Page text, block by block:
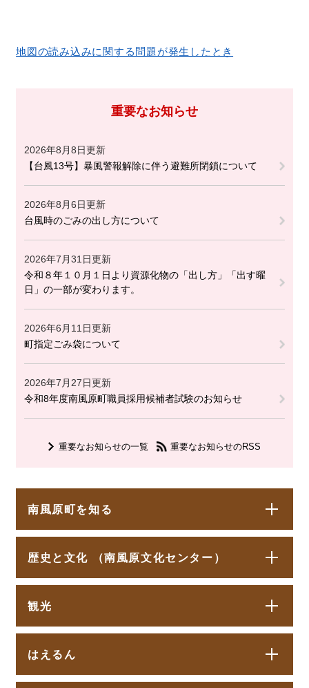
地図の読み込みに関する問題が発生したとき
重要なお知らせ
2026年8月8日更新
【台風13号】暴風警報解除に伴う避難所閉鎖について
2026年8月6日更新
台風時のごみの出し方について
2026年7月31日更新
令和８年１０月１日より資源化物の「出し方」「出す曜
日」の一部が変わります。
2026年6月11日更新
町指定ごみ袋について
2026年7月27日更新
令和8年度南風原町職員採用候補者試験のお知らせ
重要なお知らせの一覧 重要なお知らせのRSS
南風原町を知る
歴史と文化 （南風原文化センター）
観光
はえるん